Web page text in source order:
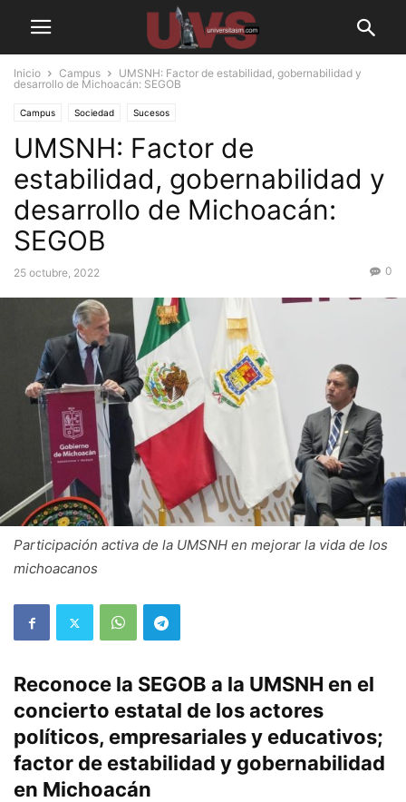
Inicio Campus
UMSNH: Factor de estabilidad, gobernabilidad y
desarrollo de Michoacán: SEGOB
Campus Sociedad Sucesos
UMSNH: Factor de
estabilidad, gobernabilidad y
desarrollo de Michoacán:
SEGOB
25 octubre, 2022 0
Participación activa de la UMSNH en mejorar la vida de los
michoacanos
Reconoce la SEGOB a la UMSNH en el
concierto estatal de los actores
políticos, empresariales y educativos;
factor de estabilidad y gobernabilidad
en Michoacán